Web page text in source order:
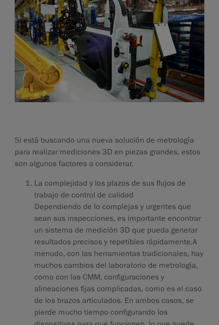
Si está buscando una nueva solución de metrología
para realizar mediciones 3D en piezas grandes, estos
son algunos factores a considerar.
La complejidad y los plazos de sus flujos de
trabajo de control de calidad
Dependiendo de lo complejas y urgentes que
sean sus inspecciones, es importante encontrar
un sistema de medición 3D que pueda generar
resultados precisos y repetibles rápidamente.A
menudo, con las herramientas tradicionales, hay
muchos cambios del laboratorio de metrología,
como con las CMM, configuraciones y
alineaciones fijas complicadas, como es el caso
de los brazos articulados. En ambos casos, se
pierde mucho tiempo configurando los